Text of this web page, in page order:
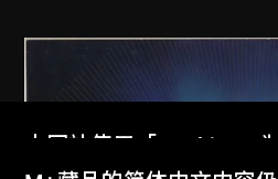
本网站使用「Cookies」